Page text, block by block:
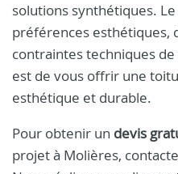
solutions synthétiques.
préférences esthétiques,
contraintes techniques
est de vous offrir une
esthétique et durable.
Pour obtenir un devis
projet à Molières,